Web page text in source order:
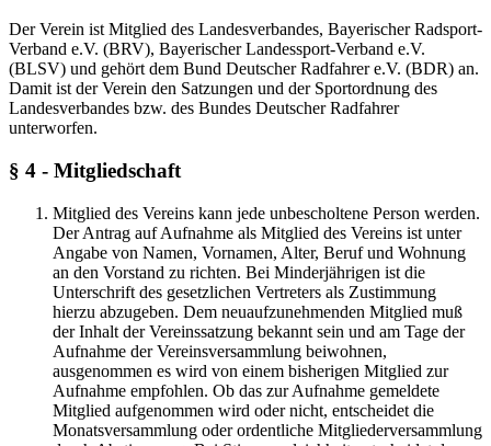
Der Verein ist Mitglied des Landesverbandes, Bayerischer Radsport-
Verband e.V. (BRV), Bayerischer Landessport-Verband e.V.
(BLSV) und gehört dem Bund Deutscher Radfahrer e.V. (BDR) an.
Damit ist der Verein den Satzungen und der Sportordnung des
Landesverbandes bzw. des Bundes Deutscher Radfahrer
unterworfen.
§ 4 - Mitgliedschaft
Mitglied des Vereins kann jede unbescholtene Person werden.
Der Antrag auf Aufnahme als Mitglied des Vereins ist unter
Angabe von Namen, Vornamen, Alter, Beruf und Wohnung
an den Vorstand zu richten. Bei Minderjährigen ist die
Unterschrift des gesetzlichen Vertreters als Zustimmung
hierzu abzugeben. Dem neuaufzunehmenden Mitglied muß
der Inhalt der Vereinssatzung bekannt sein und am Tage der
Aufnahme der Vereinsversammlung beiwohnen,
ausgenommen es wird von einem bisherigen Mitglied zur
Aufnahme empfohlen. Ob das zur Aufnahme gemeldete
Mitglied aufgenommen wird oder nicht, entscheidet die
Monatsversammlung oder ordentliche Mitgliederversammlung